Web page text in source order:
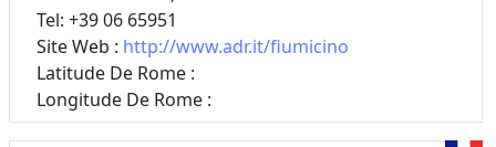
Tel: +39 06 65951
Site Web : http://www.adr.it/fiumicino
Latitude De Rome :
Longitude De Rome :